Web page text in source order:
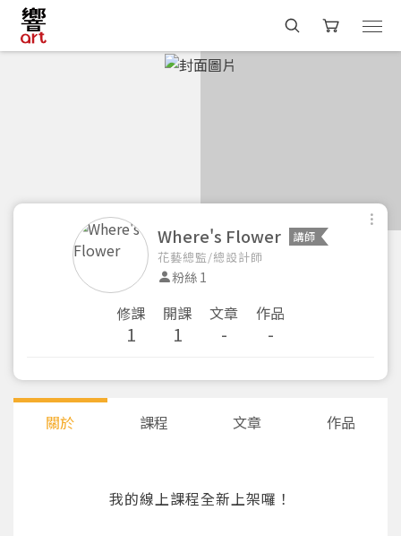
Where's Flower 講師
花藝總監/總設計師
粉絲 1
修課
1
開課
1
文章
-
作品
-
關於 課程 文章 作品
我的線上課程全新上架囉！